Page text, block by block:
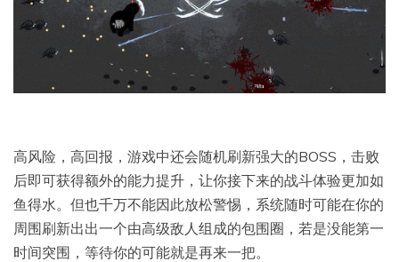
高风险，高回报，游戏中还会随机刷新强大的BOSS，击败
后即可获得额外的能力提升，让你接下来的战斗体验更加如
鱼得水。但也千万不能因此放松警惕，系统随时可能在你的
周围刷新出出一个由高级敌人组成的包围圈，若是没能第一
时间突围，等待你的可能就是再来一把。